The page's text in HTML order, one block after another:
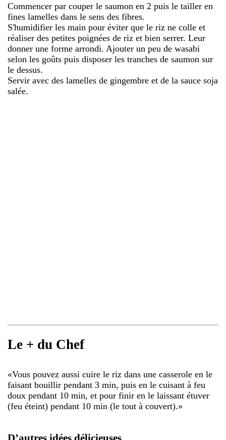
Commencer par couper le saumon en 2 puis le tailler en
fines lamelles dans le sens des fibres.
S'humidifier les main pour éviter que le riz ne colle et
réaliser des petites poignées de riz et bien serrer. Leur
donner une forme arrondi. Ajouter un peu de wasabi
selon les goûts puis disposer les tranches de saumon sur
le dessus.
Servir avec des lamelles de gingembre et de la sauce soja
salée.
Le + du Chef
«Vous pouvez aussi cuire le riz dans une casserole en le
faisant bouillir pendant 3 min, puis en le cuisant à feu
doux pendant 10 min, et pour finir en le laissant étuver
(feu éteint) pendant 10 min (le tout à couvert).»